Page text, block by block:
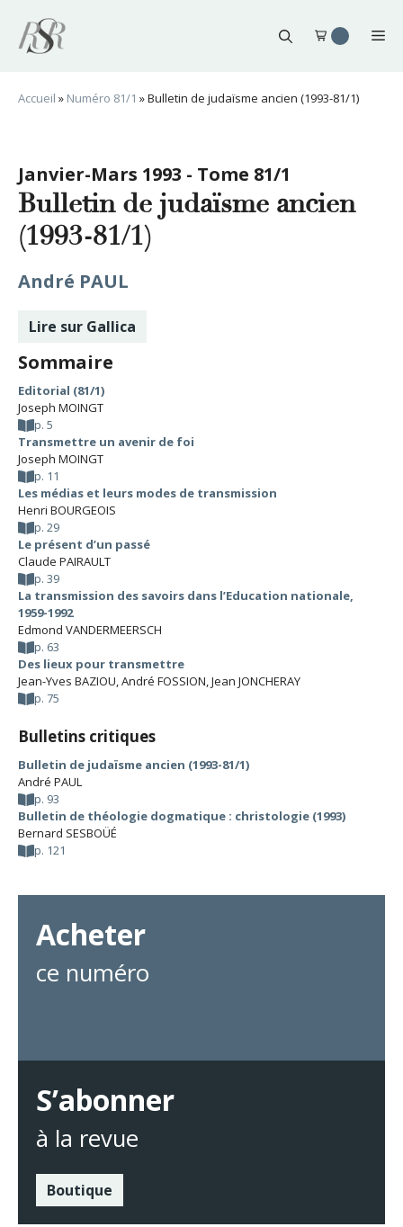
contenu
Accueil » Numéro 81/1 »Bulletin de judaïsme ancien (1993-81/1)
Janvier-Mars 1993 - Tome 81/1
Bulletin de judaïsme ancien
(1993-81/1)
André PAUL
Lire sur Gallica
Sommaire
Editorial (81/1)
Joseph MOINGT
p. 5
Transmettre un avenir de foi
Joseph MOINGT
p. 11
Les médias et leurs modes de transmission
Henri BOURGEOIS
p. 29
Le présent d’un passé
Claude PAIRAULT
p. 39
La transmission des savoirs dans l’Education nationale,
1959-1992
Edmond VANDERMEERSCH
p. 63
Des lieux pour transmettre
Jean-Yves BAZIOU,André FOSSION,Jean JONCHERAY
p. 75
Bulletins critiques
Bulletin de judaïsme ancien (1993-81/1)
André PAUL
p. 93
Bulletin de théologie dogmatique : christologie (1993)
Bernard SESBOÜÉ
p. 121
Acheter
ce numéro
S’abonner
à la revue
Boutique